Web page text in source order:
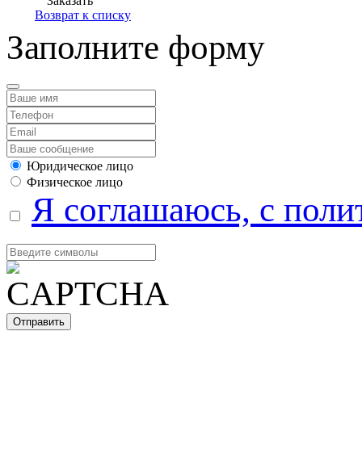
Возврат к списку
Заполните форму
Юридическое лицо
Физическое лицо
Я соглашаюсь, с